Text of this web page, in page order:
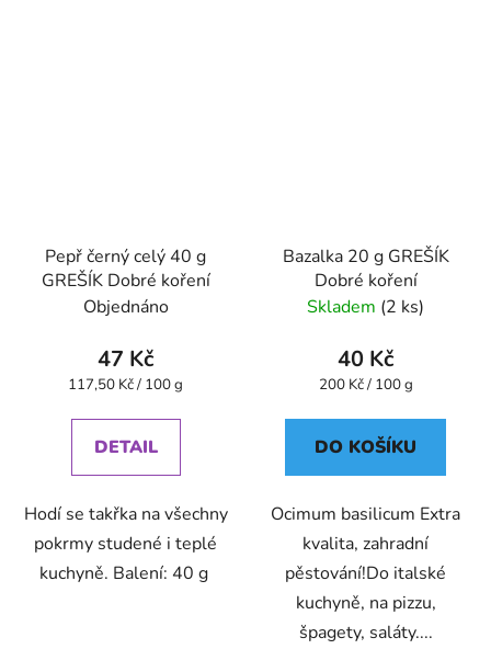
Pepř černý celý 40 g
GREŠÍK Dobré koření
Objednáno
47 Kč
Měrná
117,50 Kč / 100 g
DETAIL
Hodí se takřka na všechny
pokrmy studené i teplé
kuchyně. Balení: 40 g
Bazalka 20 g GREŠÍK
Dobré koření
Skladem (2 ks)
40 Kč
Měrná
200 Kč / 100 g
DO KOŠÍKU
Ocimum basilicum Extra
kvalita, zahradní
pěstování!Do italské
kuchyně, na pizzu,
špagety, saláty....